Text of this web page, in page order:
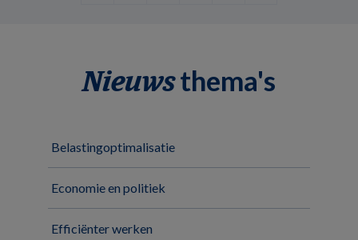
Nieuwsthema's
Belastingoptimalisatie
Economie en politiek
Efficiënter werken